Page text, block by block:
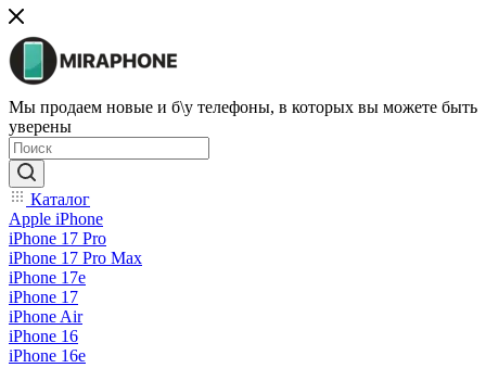
Мы продаем новые и б\у телефоны, в которых вы можете быть
уверены
Каталог
Apple iPhone
iPhone 17 Pro
iPhone 17 Pro Max
iPhone 17e
iPhone 17
iPhone Air
iPhone 16
iPhone 16e